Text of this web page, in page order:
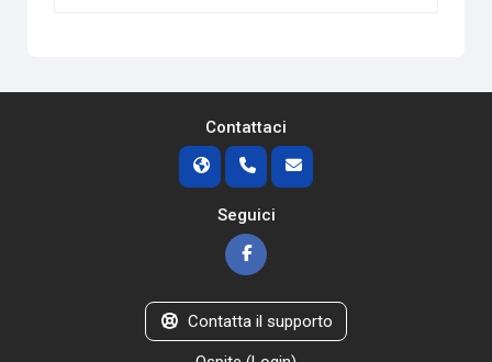
Contattaci
Seguici
Contatta il supporto